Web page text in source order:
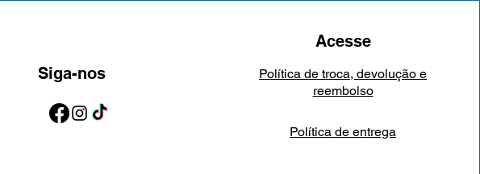
Siga-nos
Acesse
Política de troca, devolução e
reembolso
Política de entrega